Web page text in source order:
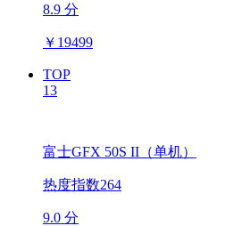
8.9 分
￥ 19499
TOP
13
富士GFX 50S II（单机）
热度指数264
9.0 分